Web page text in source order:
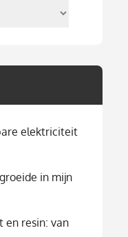
elektriciteit
in mijn
en resin: van